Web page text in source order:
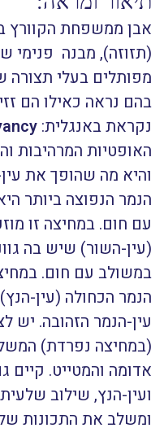
אבן ממשפחת הקוורץ
(תזוזה), מבנה פנימי
מפותלים בעלי
בהם נראה כאילו הם
נקראת באנגלית:
האופטיות המרהיבות
והיא מה שהופך את
הנמר הנפוצה ביותר
עם חום. במחיצה זו
(עין-השור) שיש בה
במשולב עם חום.
הנמר הכחולה (עין-
עין-הנמר הזהובה. יש
(במחיצה נפרדת)
אדומה והמטייט. קיים
ועין-הנץ, שילוב
ומשלב את התכונות